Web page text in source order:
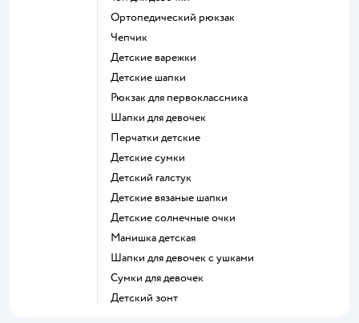
Ортопедический рюкзак
Чепчик
Детские варежки
Детские шапки
Рюкзак для первоклассника
Шапки для девочек
Перчатки детские
Детские сумки
Детский галстук
Детские вязаные шапки
Детские солнечные очки
Манишка детская
Шапки для девочек с ушками
Сумки для девочек
Детский зонт